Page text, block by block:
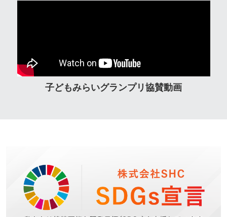
子どもみらいグランプリ協賛動画